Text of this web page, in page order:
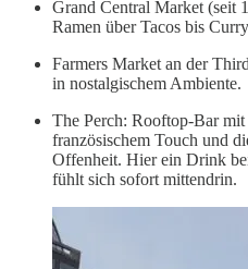
Grand Central Market (seit
Ramen über Tacos bis
Farmers Market an der
in nostalgischem Ambiente.
The Perch: Rooftop-Bar
französischem Touch und
Offenheit. Hier ein Drink
fühlt sich sofort mittendrin.